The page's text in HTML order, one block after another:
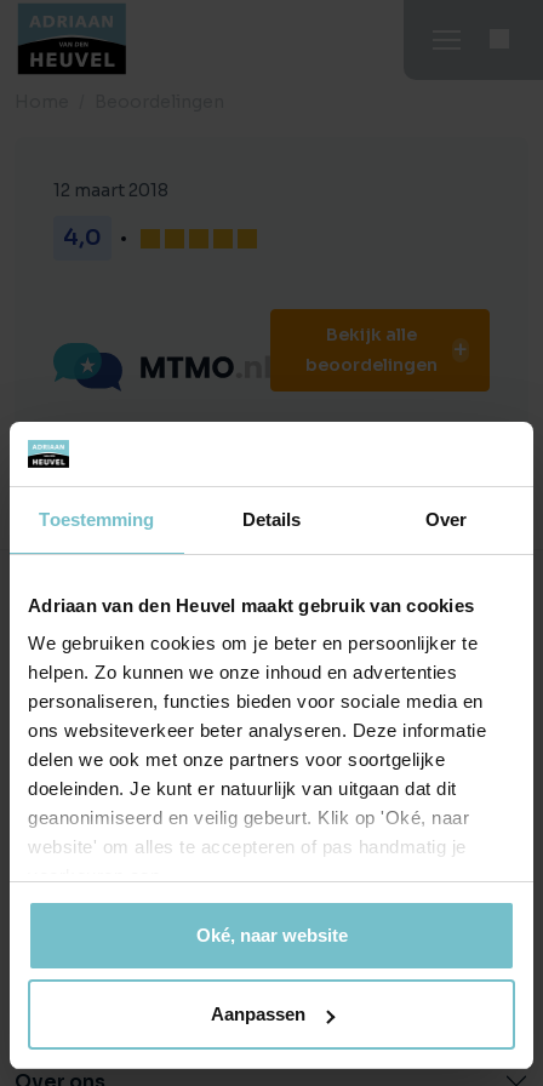
Toestemming Details Over
Adriaan van den Heuvel maakt gebruik van cookies
We gebruiken cookies om je beter en persoonlijker te
helpen. Zo kunnen we onze inhoud en advertenties
personaliseren, functies bieden voor sociale media en
ons websiteverkeer beter analyseren. Deze informatie
delen we ook met onze partners voor soortgelijke
doeleinden. Je kunt er natuurlijk van uitgaan dat dit
geanonimiseerd en veilig gebeurt. Klik op 'Oké, naar
website' om alles te accepteren of pas handmatig je
Oké, naar website
Aanpassen
12 maart 2018
4,0
Bekijk alle
beoordelingen
Maikel de Bruijn
Onze kantoren
Helmond
Hoofdstraat 155
5706 AL Helmond
info@heuvel.nl
0492 - 661 884
Eindhoven
Aalsterweg 134c
5615 CJ Eindhoven
eindhoven@heuvel.nl
040 - 78 20 849